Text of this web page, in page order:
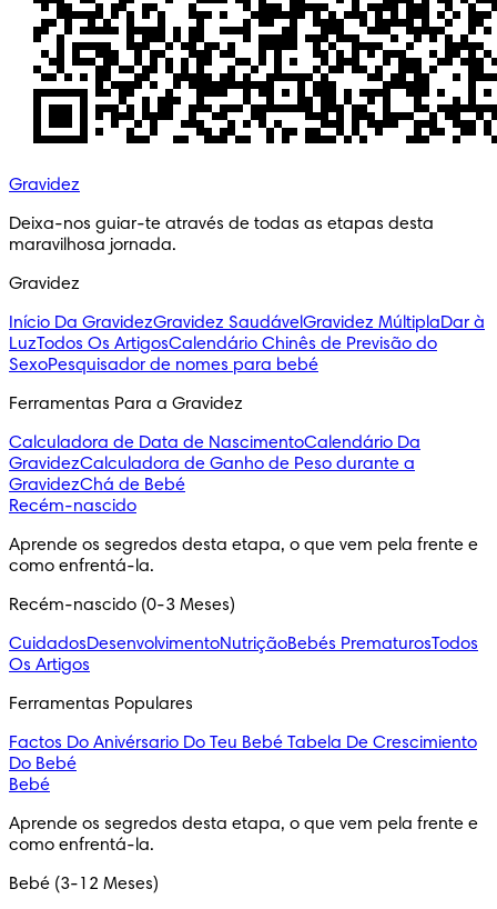
Gravidez
Deixa-nos guiar-te através de todas as etapas desta
maravilhosa jornada.
Gravidez
Início Da GravidezGravidez SaudávelGravidez MúltiplaDar à
LuzTodos Os ArtigosCalendário Chinês de Previsão do
SexoPesquisador de nomes para bebé
Ferramentas Para a Gravidez
Calculadora de Data de NascimentoCalendário Da
GravidezCalculadora de Ganho de Peso durante a
GravidezChá de Bebé
Recém-nascido
Aprende os segredos desta etapa, o que vem pela frente e
como enfrentá-la.
Recém-nascido (0-3 Meses)
CuidadosDesenvolvimentoNutriçãoBebés PrematurosTodos
Os Artigos
Ferramentas Populares
Factos Do Anivérsario Do Teu Bebé Tabela De Crescimiento
Do Bebé
Bebé
Aprende os segredos desta etapa, o que vem pela frente e
como enfrentá-la.
Bebé (3-12 Meses)